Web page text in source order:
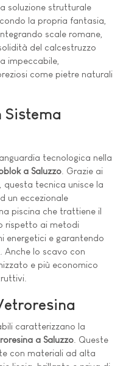
soluzione strutturale
la propria fantasia,
scale romane,
del calcestruzzo
impeccabile,
come pietre naturali
Sistema
tecnologica nella
a Saluzzo . Grazie ai
tecnica unisce la
un eccezionale
piscina che trattiene il
rispetto ai metodi
energetici e garantendo
Anche lo scavo con
e più economico
caratterizzano la
a Saluzzo. Queste
con materiali ad alta